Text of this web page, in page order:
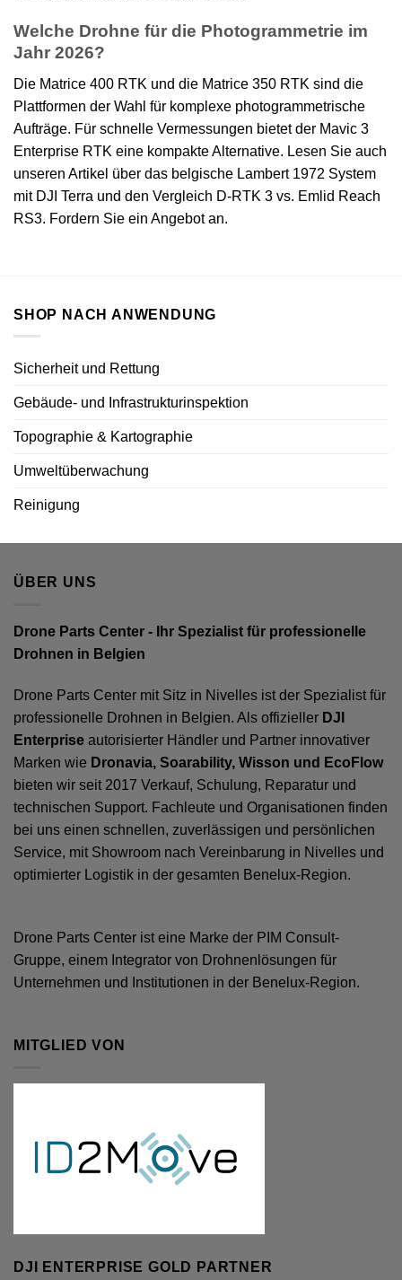
Welche Drohne für die Photogrammetrie im
Jahr 2026?
Die Matrice 400 RTK und die Matrice 350 RTK sind die
Plattformen der Wahl für komplexe photogrammetrische
Aufträge. Für schnelle Vermessungen bietet der Mavic 3
Enterprise RTK eine kompakte Alternative. Lesen Sie auch
unseren Artikel über das belgische Lambert 1972 System
mit DJI Terra und den Vergleich D-RTK 3 vs. Emlid Reach
RS3. Fordern Sie ein Angebot an.
SHOP NACH ANWENDUNG
Sicherheit und Rettung
Gebäude- und Infrastrukturinspektion
Topographie & Kartographie
Umweltüberwachung
Reinigung
ÜBER UNS
Drone Parts Center - Ihr Spezialist für professionelle
Drohnen in Belgien
Drone Parts Center mit Sitz in Nivelles ist der Spezialist für
professionelle Drohnen in Belgien. Als offizieller DJI
Enterprise autorisierter Händler und Partner innovativer
Marken wie Dronavia, Soarability, Wisson und EcoFlow
bieten wir seit 2017 Verkauf, Schulung, Reparatur und
technischen Support. Fachleute und Organisationen finden
bei uns einen schnellen, zuverlässigen und persönlichen
Service, mit Showroom nach Vereinbarung in Nivelles und
optimierter Logistik in der gesamten Benelux-Region.
Drone Parts Center ist eine Marke der PIM Consult-
Gruppe, einem Integrator von Drohnenlösungen für
Unternehmen und Institutionen in der Benelux-Region.
MITGLIED VON
DJI ENTERPRISE GOLD PARTNER